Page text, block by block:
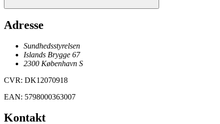
Adresse
Sundhedsstyrelsen
Islands Brygge 67
2300 København S
CVR: DK12070918
EAN: 5798000363007
Kontakt